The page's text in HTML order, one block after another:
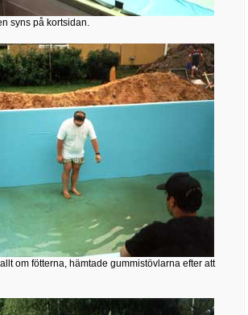
syns på kortsidan.
om fötterna, hämtade gummistövlarna efter att